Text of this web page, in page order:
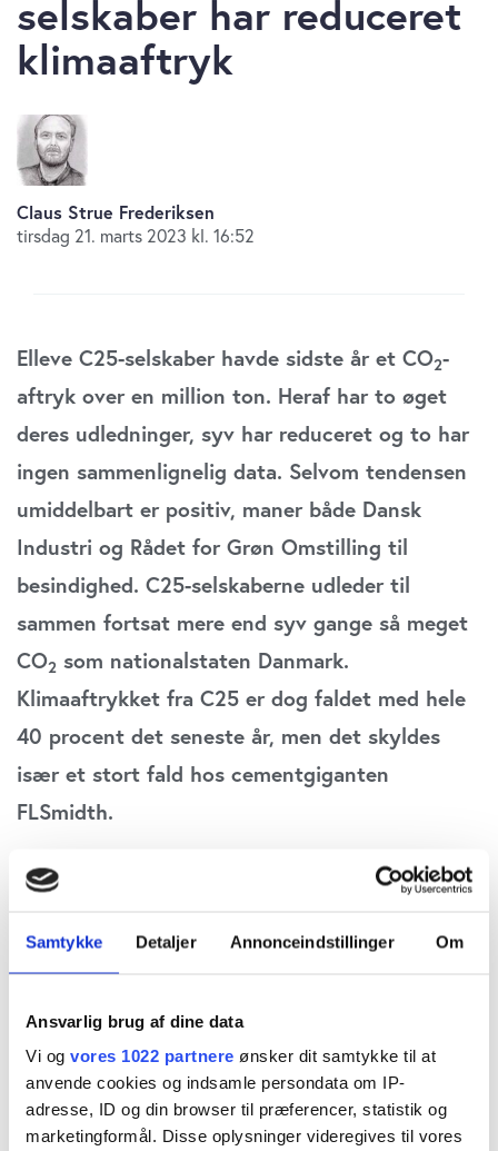
Samtykke Detaljer Annonceindstillinger Om
Ansvarlig brug af dine data
Vi og vores 1022 partnere ønsker dit samtykke til at
anvende cookies og indsamle persondata om IP-
adresse, ID og din browser til præferencer, statistik og
marketingformål. Disse oplysninger videregives til vores
selskaber har reduceret
klimaaftryk
Claus Strue Frederiksen
tirsdag 21. marts 2023 kl. 16:52
Elleve C25-selskaber havde sidste år et CO2-
aftryk over en million ton. Heraf har to øget
deres udledninger, syv har reduceret og to har
ingen sammenlignelig data. Selvom tendensen
umiddelbart er positiv, maner både Dansk
Industri og Rådet for Grøn Omstilling til
besindighed. C25-selskaberne udleder til
sammen fortsat mere end syv gange så meget
CO2 som nationalstaten Danmark.
Klimaaftrykket fra C25 er dog faldet med hele
40 procent det seneste år, men det skyldes
især et stort fald hos cementgiganten
FLSmidth.
FLSmidth, ISS, Jyske Bank, Nordea, Rockwool,
selskaber, der har et årligt samlet (scope 1, 2 og
seneste år har reduceret deres CO
Eksempelvis har Nordea reduceret sit samlede
CO2-aftryk fra 10,7 millioner ton i 2021 til 9,7